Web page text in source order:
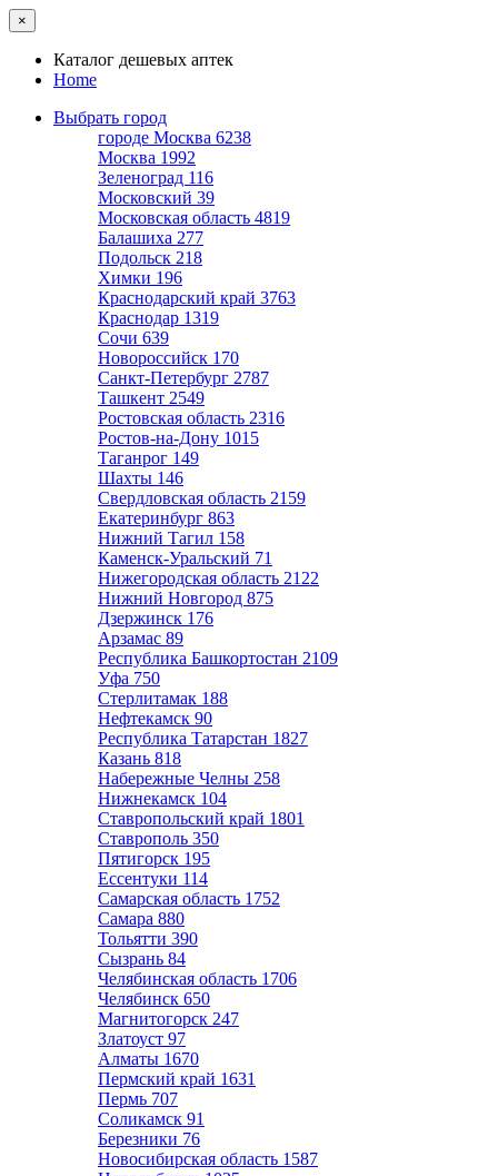
×
Каталог дешевых аптек
Home
Выбрать город
городе Москва 6238
Москва 1992
Зеленоград 116
Московский 39
Московская область 4819
Балашиха 277
Подольск 218
Химки 196
Краснодарский край 3763
Краснодар 1319
Сочи 639
Новороссийск 170
Санкт-Петербург 2787
Ташкент 2549
Ростовская область 2316
Ростов-на-Дону 1015
Таганрог 149
Шахты 146
Свердловская область 2159
Екатеринбург 863
Нижний Тагил 158
Каменск-Уральский 71
Нижегородская область 2122
Нижний Новгород 875
Дзержинск 176
Арзамас 89
Республика Башкортостан 2109
Уфа 750
Стерлитамак 188
Нефтекамск 90
Республика Татарстан 1827
Казань 818
Набережные Челны 258
Нижнекамск 104
Ставропольский край 1801
Ставрополь 350
Пятигорск 195
Ессентуки 114
Самарская область 1752
Самара 880
Тольятти 390
Сызрань 84
Челябинская область 1706
Челябинск 650
Магнитогорск 247
Златоуст 97
Алматы 1670
Пермский край 1631
Пермь 707
Соликамск 91
Березники 76
Новосибирская область 1587